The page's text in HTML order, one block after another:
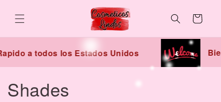
content
Cart
a todos los Estados Unidos
C
Shades